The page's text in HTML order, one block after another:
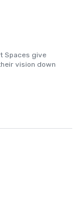
Spaces give
vision down